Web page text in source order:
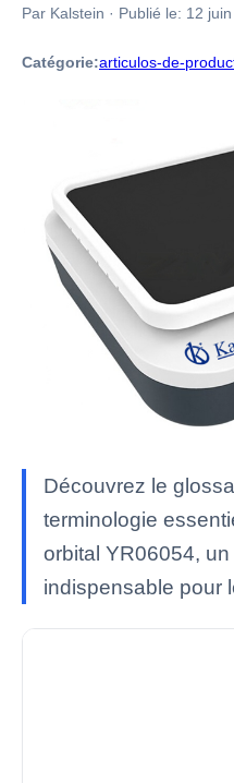
Par Kalstein · Publié le: 12
Catégorie:articulos-de-
Découvrez le
terminologie
orbital YR06054,
indispensable pour